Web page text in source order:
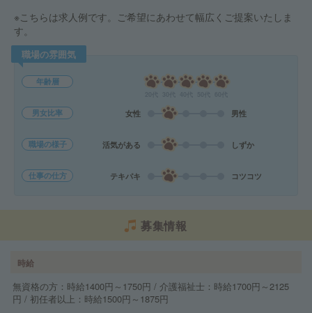
※こちらは求人例です。ご希望にあわせて幅広くご提案いたしま
す。
職場の雰囲気
年齢層
男女比率 女性 男性
職場の様子 活気がある しずか
仕事の仕方 テキパキ コツコツ
募集情報
時給
無資格の方：時給1400円～1750円 / 介護福祉士：時給1700円～2125
円 / 初任者以上：時給1500円～1875円